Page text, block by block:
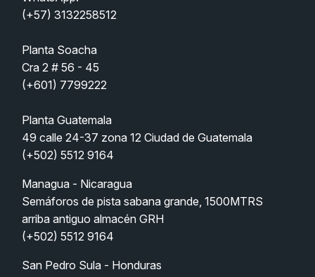
(+57) 3132258512
Planta Soacha
Cra 2 # 56 - 45
(+601) 7799222
Planta Guatemala
49 calle 24-37 zona 12 Ciudad de Guatemala
(+502) 5512 9164
Managua - Nicaragua
Semáforos de pista sabana grande, 1500MTRS
arriba antiguo almacén GRH
(+502) 5512 9164
San Pedro Sula - Honduras